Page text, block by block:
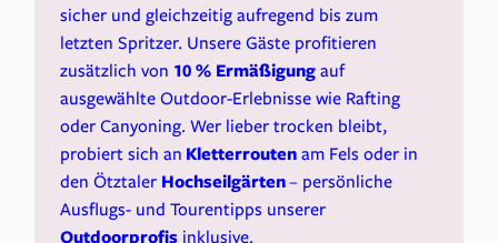
sicher und gleichzeitig aufregend bis zum
letzten Spritzer. Unsere Gäste profitieren
zusätzlich von 10 % Ermäßigungauf
ausgewählte Outdoor-Erlebnisse wie Rafting
oder Canyoning. Wer lieber trocken bleibt,
probiert sich an Kletterroutenam Fels oder in
den Ötztaler Hochseilgärten– persönliche
Ausflugs- und Tourentipps unserer
Outdoorprofis inklusive.